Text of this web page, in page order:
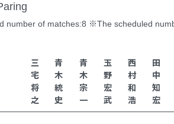
number of matches:8 ※The scheduled
三
宅
将
之
青
木
統
史
青
木
宗
一
玉
野
宏
武
西
村
和
浩
田
中
知
宏